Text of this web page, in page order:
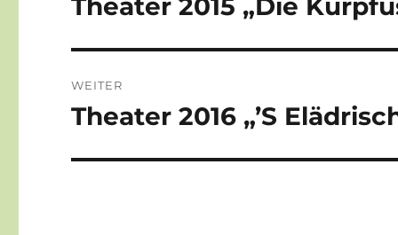
Theater 2015 „Die
WEITER
Nächster
Theater 2016 „’S